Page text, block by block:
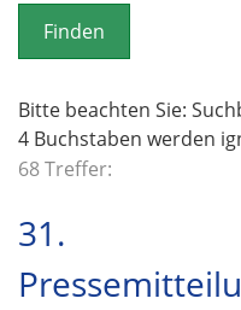
o
n
Bitte beachten Sie:
4 Buchstaben werden
68 Treffer:
31.